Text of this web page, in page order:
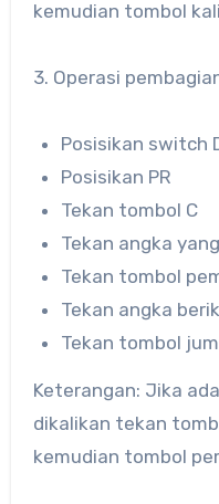
kemudian tombol
3. Operasi
Posisikan switch
Posisikan PR
Tekan tombol C
Tekan angka
Tekan tombol
Tekan angka
Tekan tombol
Keterangan: Jika
dikalikan tekan
kemudian tombol